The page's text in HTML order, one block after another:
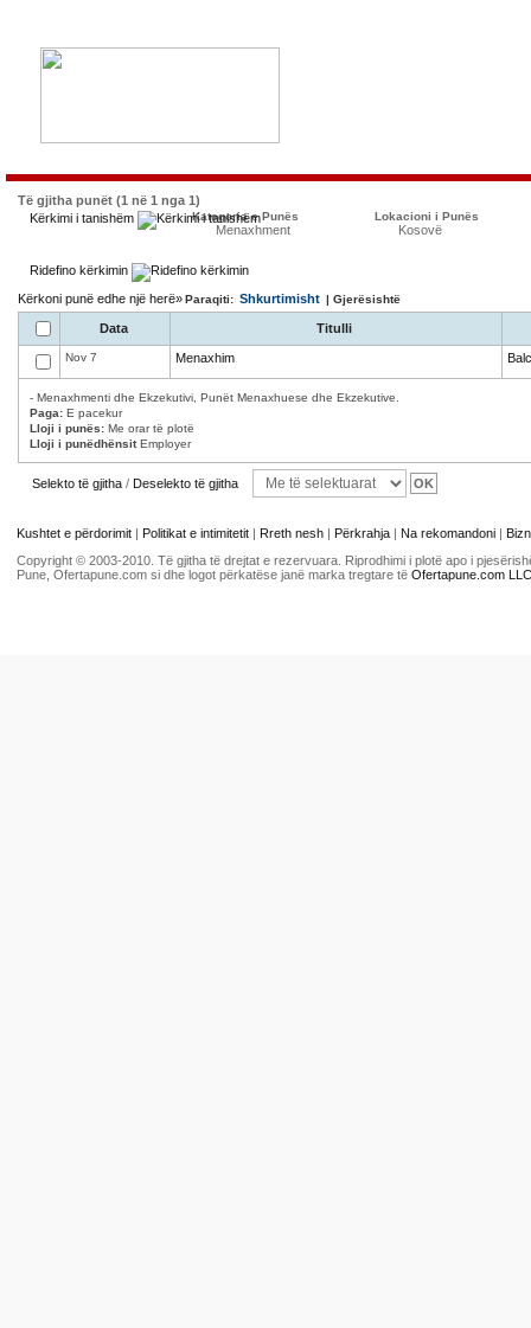
Të gjitha punët (1 në 1 nga 1)
Kërkimi i tanishëm
Kategoria e Punës
Menaxhment
Lokacioni i Punës
Kosovë
Ridefino kërkimin
Kërkoni punë edhe një herë»Paraqiti: Shkurtimisht | Gjerësishtë
Data Titulli
Nov 7 Menaxhim
- Menaxhmenti dhe Ekzekutivi, Punët Menaxhuese dhe Ekzekutive.
Paga: E pacekur
Lloji i punës: Me orar të plotë
Lloji i punëdhënsitEmployer
Selekto të gjitha / Deselekto të gjitha
Kushtet e përdorimit | Politikat e intimitetit | Rreth nesh | Përkrahja | Na rekomandoni |
Copyright © 2003-2010. Të gjitha të drejtat e rezervuara. Riprodhimi i plotë apo i
Pune, Ofertapune.com si dhe logot përkatëse janë marka tregtare të Ofertapune.com LLC